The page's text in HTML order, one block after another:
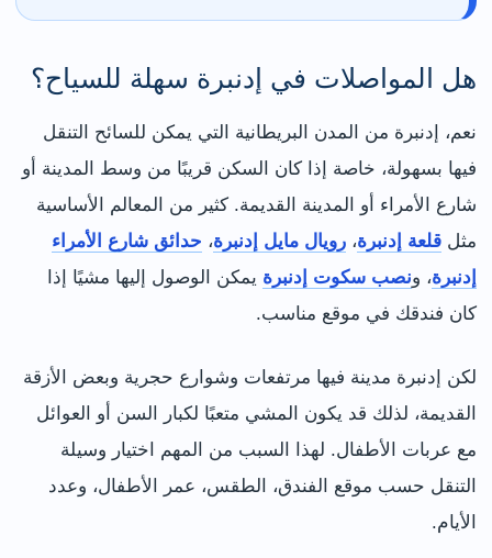
هل المواصلات في إدنبرة سهلة للسياح؟
نعم، إدنبرة من المدن البريطانية التي يمكن للسائح التنقل
فيها بسهولة، خاصة إذا كان السكن قريبًا من وسط المدينة أو
شارع الأمراء أو المدينة القديمة. كثير من المعالم الأساسية
مثل قلعة إدنبرة، رويال مايل إدنبرة، حدائق شارع الأمراء
إدنبرة، ونصب سكوت إدنبرة يمكن الوصول إليها مشيًا إذا
كان فندقك في موقع مناسب.
لكن إدنبرة مدينة فيها مرتفعات وشوارع حجرية وبعض الأزقة
القديمة، لذلك قد يكون المشي متعبًا لكبار السن أو العوائل
مع عربات الأطفال. لهذا السبب من المهم اختيار وسيلة
التنقل حسب موقع الفندق، الطقس، عمر الأطفال، وعدد
الأيام.